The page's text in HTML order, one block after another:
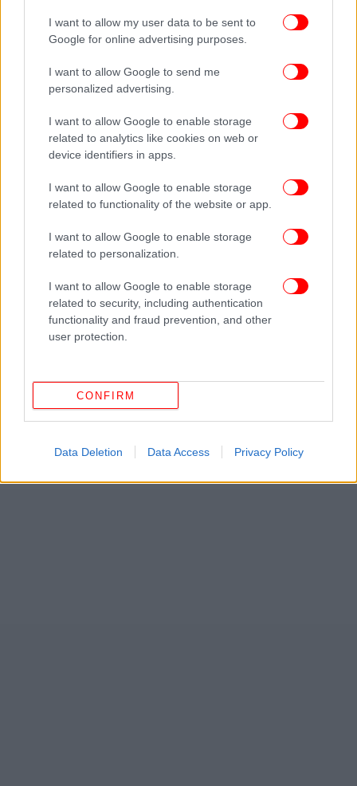
I want to allow my user data to be sent to
Google for online advertising purposes.
I want to allow Google to send me
personalized advertising.
I want to allow Google to enable storage
related to analytics like cookies on web or
device identifiers in apps.
I want to allow Google to enable storage
related to functionality of the website or app.
I want to allow Google to enable storage
related to personalization.
I want to allow Google to enable storage
related to security, including authentication
functionality and fraud prevention, and other
user protection.
CONFIRM
Data Deletion Data Access Privacy Policy
ΔΕΙΤΕ ΕΠΙΣΗΣ